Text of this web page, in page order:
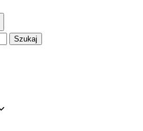
Szukaj